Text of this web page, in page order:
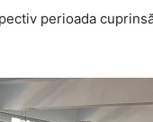
perioada